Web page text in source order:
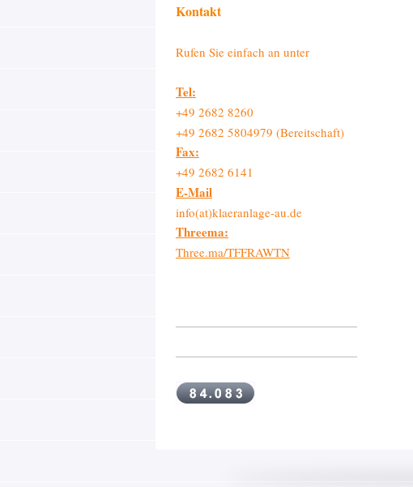
Kontakt
Rufen Sie einfach an unter
Tel:
+49 2682 8260
+49 2682 5804979 (Bereitschaft)
Fax:
+49 2682 6141
E-Mail
info(at)klaeranlage-au.de
Threema:
Three.ma/TFFRAWTN